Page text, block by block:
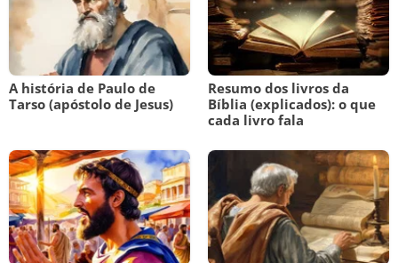
A história de Paulo de
Tarso (apóstolo de Jesus)
Resumo dos livros da
Bíblia (explicados): o que
cada livro fala